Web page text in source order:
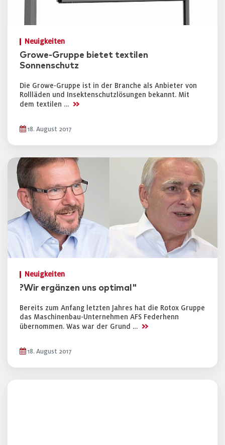
Neuigkeiten
Growe-Gruppe bietet textilen
Sonnenschutz
Die Growe-Gruppe ist in der Branche als Anbieter von
Rollläden und Insektenschutzlösungen bekannt. Mit
dem textilen … >>
18. August 2017
Neuigkeiten
?Wir ergänzen uns optimal"
Bereits zum Anfang letzten Jahres hat die Rotox Gruppe
das Maschinenbau-Unternehmen AFS Federhenn
übernommen. Was war der Grund … >>
18. August 2017